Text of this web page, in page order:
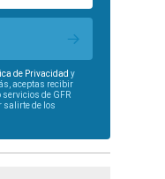
de Privacidad y
aceptas recibir
de GFR
salirte de los